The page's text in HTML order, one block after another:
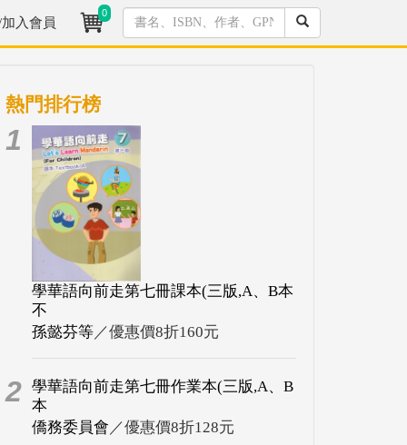
入會員
0
熱門排行榜
1
學華語向前走第七冊課本(三版,A、B本
不
孫懿芬等／優惠價8折160元
2 學華語向前走第七冊作業本(三版,A、B
本
僑務委員會 ／優惠價8折128元